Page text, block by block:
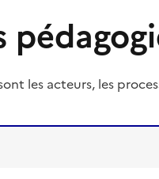
les acteurs, les